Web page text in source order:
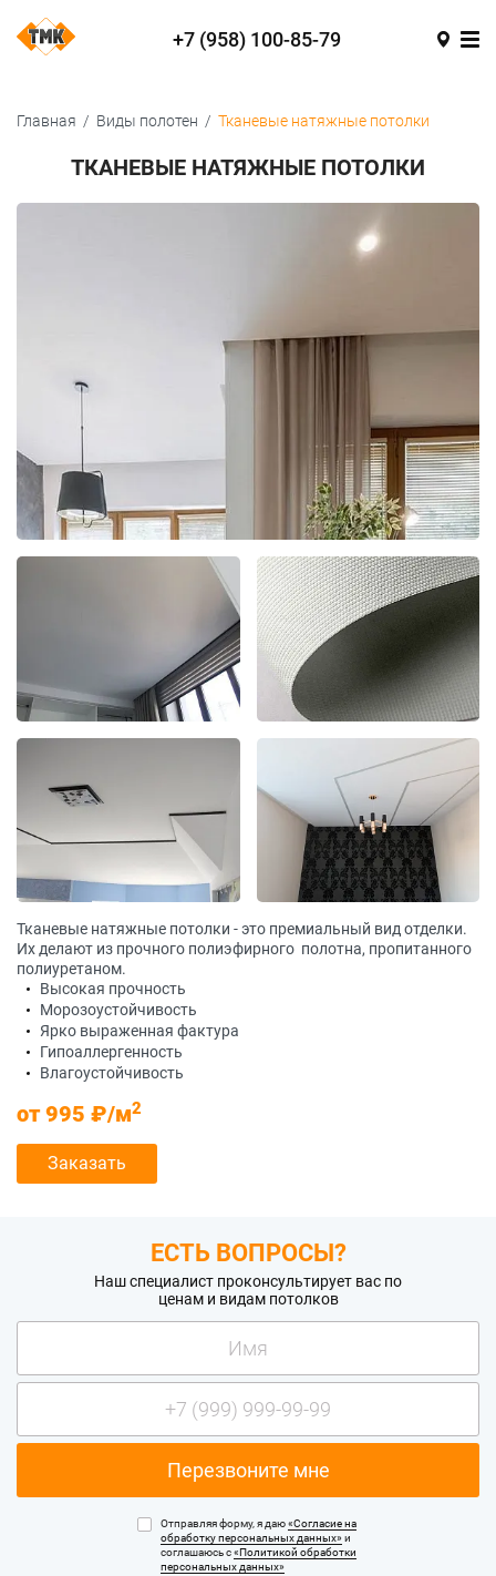
+7 (958) 100-85-79
Главная / Виды полотен / Тканевые натяжные потолки
ТКАНЕВЫЕ НАТЯЖНЫЕ ПОТОЛКИ
Тканевые натяжные потолки - это премиальный вид отделки.
Их делают из прочного полиэфирного полотна, пропитанного
полиуретаном.
Высокая прочность
Морозоустойчивость
Ярко выраженная фактура
Гипоаллергенность
Влагоустойчивость
от 995 ₽/м2
Заказать
ЕСТЬ ВОПРОСЫ?
Наш специалист проконсультирует вас по
ценам и видам потолков
Отправляя форму, я даю«Согласие на
обработку персональных данных» и
соглашаюсь с«Политикой обработки
персональных данных»